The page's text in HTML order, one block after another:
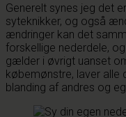
Generelt synes jeg det
syteknikker, og også
ændringer kan det
forskellige nederdele,
gælder i øvrigt uanset
købemønstre, laver alle
blanding af andres og